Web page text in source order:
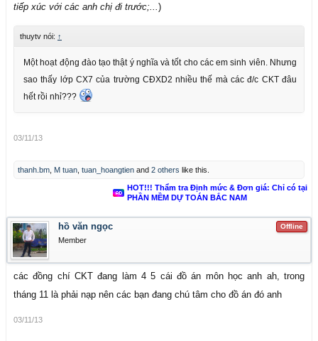
tiếp xúc với các anh chị đi trước;...)
thuytv nói: ↑
Một hoạt động đào tạo thật ý nghĩa và tốt cho các em sinh viên. Nhưng
sao thấy lớp CX7 của trường CĐXD2 nhiều thế mà các đ/c CKT đâu
hết rồi nhỉ???
03/11/13
thanh.bm M tuan tuan_hoangtien and 2 others like this.
HOT!!! Thẩm tra Định mức & Đơn giá: Chỉ có tại
PHẦN MỀM DỰ TOÁN BẮC NAM
Offline
hồ văn ngọc
Member
các đồng chí CKT đang làm 4 5 cái đồ án môn học anh ah, trong
tháng 11 là phải nạp nên các bạn đang chú tâm cho đồ án đó anh
03/11/13